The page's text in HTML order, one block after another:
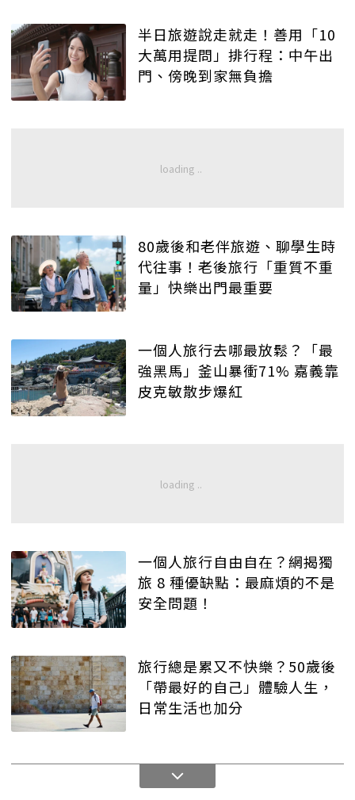
半日旅遊說走就走！善用「10
大萬用提問」排行程：中午出
門、傍晚到家無負擔
80歲後和老伴旅遊、聊學生時
代往事！老後旅行「重質不重
量」快樂出門最重要
一個人旅行去哪最放鬆？「最
強黑馬」釜山暴衝71% 嘉義靠
皮克敏散步爆紅
一個人旅行自由自在？網揭獨
旅 8 種優缺點：最麻煩的不是
安全問題！
旅行總是累又不快樂？50歲後
「帶最好的自己」體驗人生，
日常生活也加分